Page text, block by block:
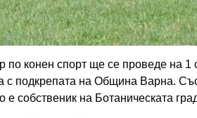
по конeн спорт ще се проведе на
с подкрепата на Община Варна.
е собственик на Ботаническата